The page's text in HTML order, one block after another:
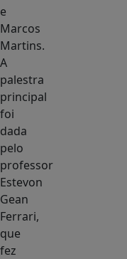
e
Marcos
Martins.
A
palestra
principal
foi
dada
pelo
professor
Estevon
Gean
Ferrari,
que
fez